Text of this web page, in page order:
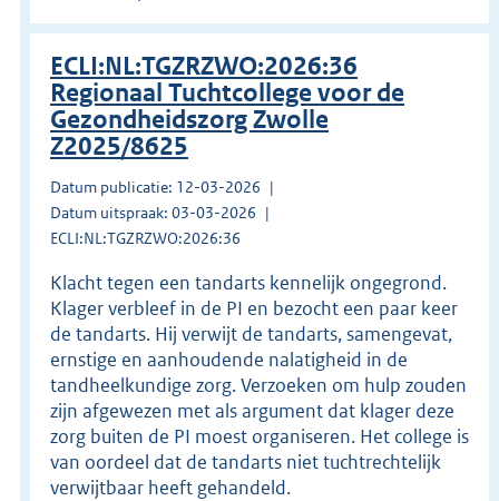
ECLI:NL:TGZRZWO:2026:36
Regionaal Tuchtcollege voor de
Gezondheidszorg Zwolle
Z2025/8625
Datum publicatie: 12-03-2026
Datum uitspraak: 03-03-2026
ECLI:NL:TGZRZWO:2026:36
Klacht tegen een tandarts kennelijk ongegrond.
Klager verbleef in de PI en bezocht een paar keer
de tandarts. Hij verwijt de tandarts, samengevat,
ernstige en aanhoudende nalatigheid in de
tandheelkundige zorg. Verzoeken om hulp zouden
zijn afgewezen met als argument dat klager deze
zorg buiten de PI moest organiseren. Het college is
van oordeel dat de tandarts niet tuchtrechtelijk
verwijtbaar heeft gehandeld.